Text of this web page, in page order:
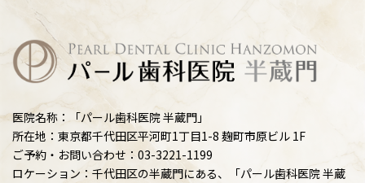
医院名称：「パール歯科医院 半蔵門」
所在地：東京都千代田区平河町1丁目1-8 麹町市原ビル 1F
ご予約・お問い合わせ：03-3221-1199
ロケーション：千代田区の半蔵門にある、「パール歯科医院 半蔵